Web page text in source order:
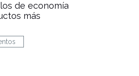
de economía
más